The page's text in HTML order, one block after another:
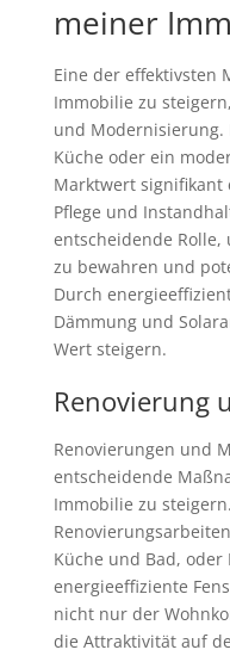
meiner
Eine der effektivsten
Immobilie zu
und Modernisierung.
Küche oder ein
Marktwert signifikant
Pflege und
entscheidende
zu bewahren und
Durch
Dämmung und
Wert steigern.
Renovierung
Renovierungen und
entscheidende
Immobilie zu
Küche und Bad,
energieeffiziente
nicht nur der
die Attraktivität auf